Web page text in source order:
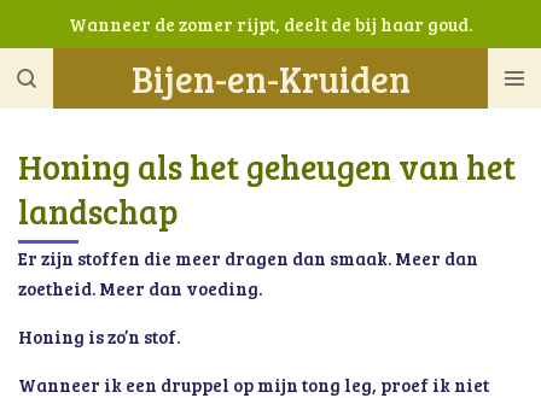
naar
Bijen-en-Kruiden
Wanneer de zomer rijpt, deelt de bij haar goud.
Honing als het geheugen van het
landschap
Er zijn stoffen die meer dragen dan smaak. Meer dan
zoetheid. Meer dan voeding.
Honing is zo’n stof.
Wanneer ik een druppel op mijn tong leg, proef ik niet